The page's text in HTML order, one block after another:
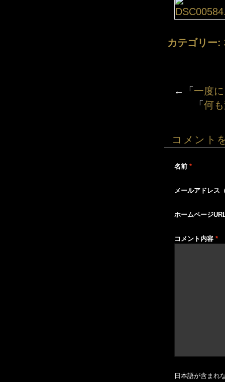
カテゴリー:
←「 一度
「 何
コメント
名前 *
メールアドレス
ホームページ
コメント内容 *
日本語が含まれ